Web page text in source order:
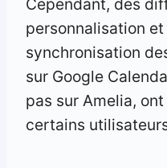
personnalisation
synchronisation
sur Google
pas sur Amelia,
certains